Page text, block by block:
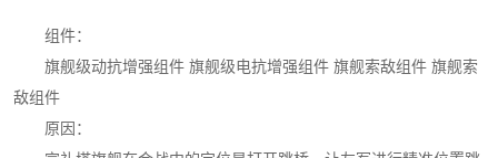
组件：
旗舰级动抗增强组件 旗舰级电抗增强组件 旗舰索敌组件 旗舰索
敌组件
原因：